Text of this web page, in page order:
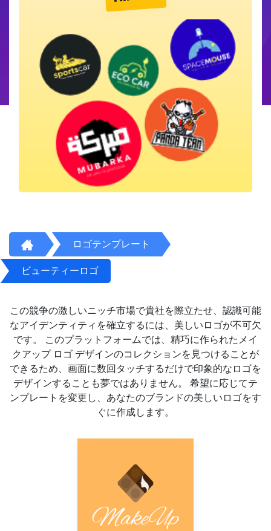
ロゴテンプレート
ビューティーロゴ
この競争の激しいニッチ市場で貴社を際立たせ、認識可能
なアイデンティティを確立するには、美しいロゴが不可欠
です。 このプラットフォームでは、精巧に作られたメイ
クアップ ロゴ デザインのコレクションを見つけることが
できるため、画面に数回タッチするだけで印象的なロゴを
デザインすることも夢ではありません。 希望に応じてテ
ンプレートを変更し、あなたのブランドの美しいロゴをす
ぐに作成します。